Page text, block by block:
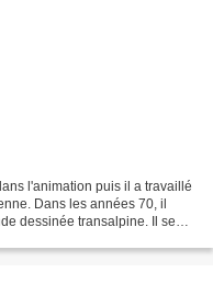
l'animation puis il a travaillé
Dans les années 70, il
dessinée transalpine. Il se